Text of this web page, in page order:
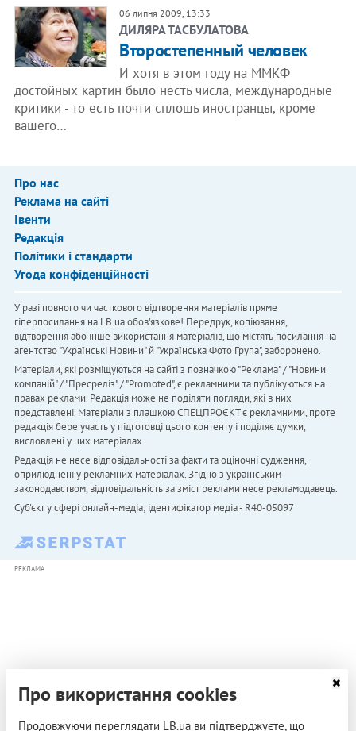
06 липня 2009, 13:33
ДИЛЯРА ТАСБУЛАТОВА
Второстепенный человек
И хотя в этом году на ММКФ
достойных картин было несть числа, международные
критики - то есть почти сплошь иностранцы, кроме
вашего…
Про нас
Реклама на сайті
Івенти
Редакція
Політики і стандарти
Угода конфіденційності
У разі повного чи часткового відтворення матеріалів пряме
гіперпосилання на LB.ua обов'язкове! Передрук, копіювання,
відтворення або інше використання матеріалів, що містять посилання на
агентство "Українськi Новини" й "Українська Фото Група", заборонено.
Матеріали, які розміщуються на сайті з позначкою "Реклама" / "Новини
компаній" / "Пресреліз" / "Promoted", є рекламними та публікуються на
правах реклами. Редакція може не поділяти погляди, які в них
представлені. Матеріали з плашкою СПЕЦПРОЄКТ є рекламними, проте
редакція бере участь у підготовці цього контенту і поділяє думки,
висловлені у цих матеріалах.
Редакція не несе відповідальності за факти та оціночні судження,
оприлюднені у рекламних матеріалах. Згідно з українським
законодавством, відповідальність за зміст реклами несе рекламодавець.
Cуб'єкт у сфері онлайн-медіа; ідентифікатор медіа - R40-05097
РЕКЛАМА
Про використання cookies
Продовжуючи переглядати LB.ua ви підтверджуєте, що